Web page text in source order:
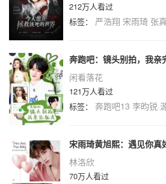
212万人看过
标签： 严浩翔 宋雨琦 张
奔跑吧：镜头别拍，我亲
闲看落花
121万人看过
标签： 奔跑吧13 李昀锐
宋雨琦黄旭熙：遇见你真
林洛欣
70万人看过